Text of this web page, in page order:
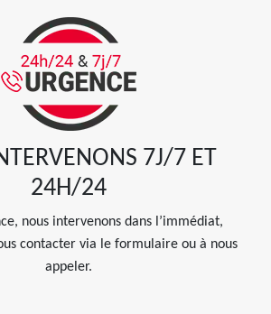
7J/7 ET
24H/24
nous intervenons dans l’immédiat,
contacter via le formulaire ou à nous
appeler.